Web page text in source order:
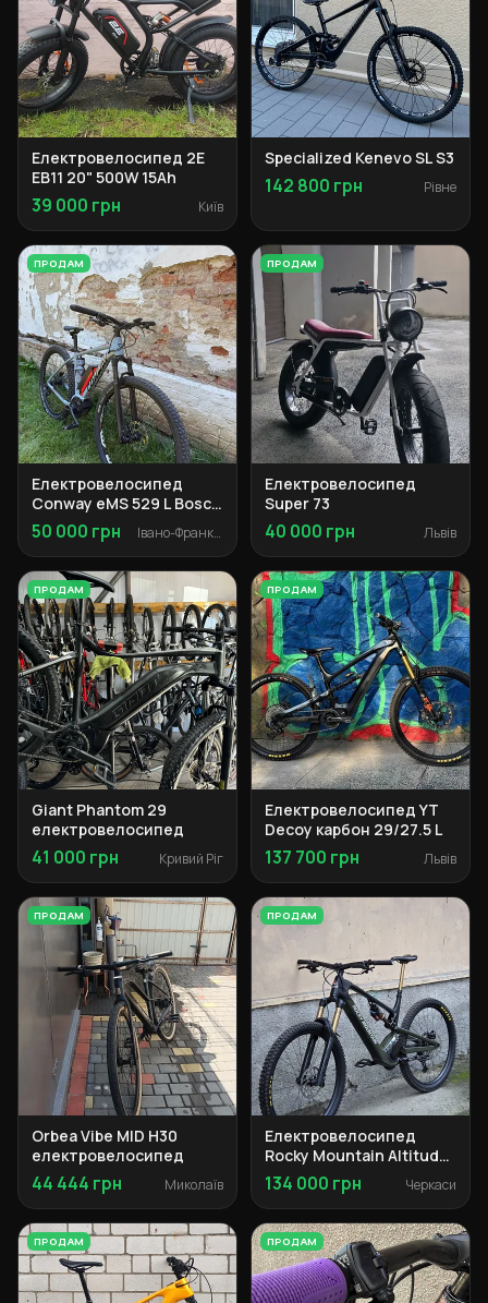
Електровелосипед 2E
EB11 20" 500W 15Ah
39 000 грн Київ
Specialized Kenevo SL S3
142 800 грн Рівне
ПРОДАМ
Електровелосипед
Conway eMS 529 L Bosch
Performance 500Wh
50 000 грн Івано-Франківськ
ПРОДАМ
Електровелосипед
Super 73
40 000 грн Львів
ПРОДАМ
Giant Phantom 29
електровелосипед
41 000 грн Кривий Ріг
ПРОДАМ
Електровелосипед YT
Decoy карбон 29/27.5 L
137 700 грн Львів
ПРОДАМ
Orbea Vibe MID H30
електровелосипед
44 444 грн Миколаїв
ПРОДАМ
Електровелосипед
Rocky Mountain Altitude
Powerplay C90 Dyname
4.0
134 000 грн Черкаси
ПРОДАМ ПРОДАМ